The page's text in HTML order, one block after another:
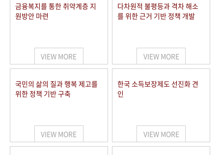
금융복지를 통한 취약계층 지
원방안 마련
VIEW MORE
다차원적 불평등과 격차 해소
를 위한 근거 기반 정책 개발
VIEW MORE
국민의 삶의 질과 행복 제고를
위한 정책 기반 구축
VIEW MORE
한국 소득보장제도 선진화 견
인
VIEW MORE